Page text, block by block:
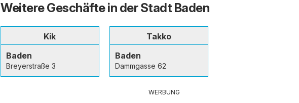
Weitere Geschäfte in der Stadt Baden
Kik
Baden
Breyerstraße 3
Takko
Baden
Dammgasse 62
WERBUNG